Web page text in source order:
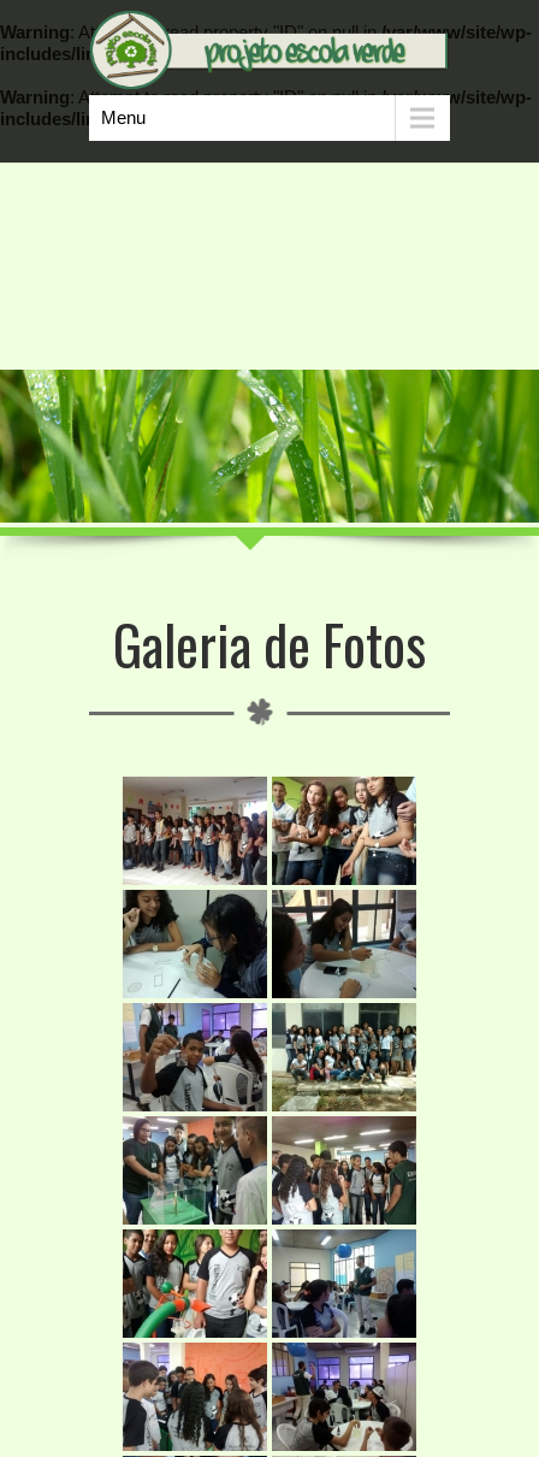
Warning: Attempt to read property "ID" on null in/var/www/site/wp-
includes/link-template.phpon line389
Warning: Attempt to read property "ID" on null in/var/www/site/wp-
includes/link-template.php
Menu
Galeria de Fotos